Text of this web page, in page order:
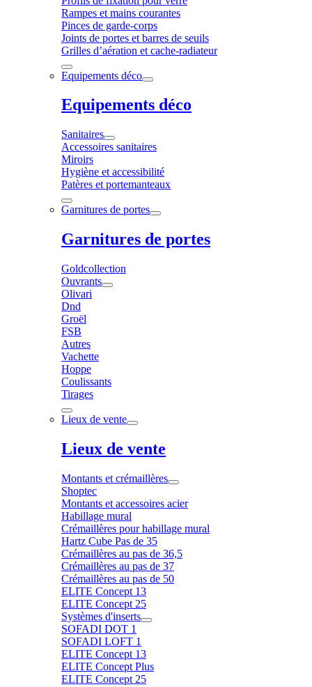
Rampes et mains courantes
Pinces de garde-corps
Joints de portes et barres de seuils
Grilles d’aération et cache-radiateur
Equipements déco
Equipements déco
Sanitaires
Accessoires sanitaires
Miroirs
Hygiène et accessibilité
Patères et portemanteaux
Garnitures de portes
Garnitures de portes
Goldcollection
Ouvrants
Olivari
Dnd
Groël
FSB
Autres
Vachette
Hoppe
Coulissants
Tirages
Lieux de vente
Lieux de vente
Montants et crémaillères
Shoptec
Montants et accessoires acier
Habillage mural
Crémaillères pour habillage mural
Hartz Cube Pas de 35
Crémaillères au pas de 36,5
Crémaillères au pas de 37
Crémaillères au pas de 50
ELITE Concept 13
ELITE Concept 25
Systèmes d'inserts
SOFADI DOT 1
SOFADI LOFT 1
ELITE Concept 13
ELITE Concept Plus
ELITE Concept 25